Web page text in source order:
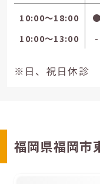
10:00〜18:00 ●
10:00〜13:00
-
※日、祝日休診
福岡県福岡市